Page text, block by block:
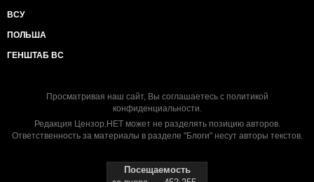
ВСУ
ПОЛЬША
ГЕНШТАБ ВС
Просматривая наш сайт, Вы соглашаетесь с политикой
конфиденциальности.
Редакция Цензор.НЕТ может не разделять позицию авторов.
Ответственность за материалы в разделе "Блоги" несут авторы текстов.
Посещаемость